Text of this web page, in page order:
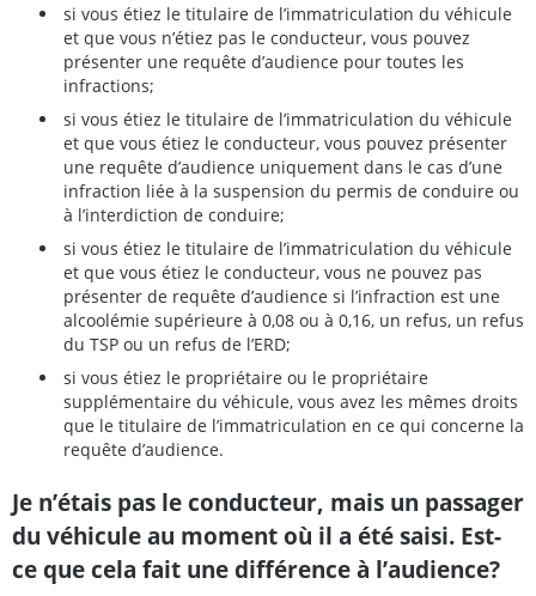
si vous étiez le titulaire de l’immatriculation du véhicule
et que vous n’étiez pas le conducteur, vous pouvez
présenter une requête d’audience pour toutes les
infractions;
si vous étiez le titulaire de l’immatriculation du véhicule
et que vous étiez le conducteur, vous pouvez présenter
une requête d’audience uniquement dans le cas d’une
infraction liée à la suspension du permis de conduire ou
à l’interdiction de conduire;
si vous étiez le titulaire de l’immatriculation du véhicule
et que vous étiez le conducteur, vous ne pouvez pas
présenter de requête d’audience si l’infraction est une
alcoolémie supérieure à 0,08 ou à 0,16, un refus, un refus
du TSP ou un refus de l’ERD;
si vous étiez le propriétaire ou le propriétaire
supplémentaire du véhicule, vous avez les mêmes droits
que le titulaire de l’immatriculation en ce qui concerne la
requête d’audience.
Je n’étais pas le conducteur, mais un passager
du véhicule au moment où il a été saisi. Est-
ce que cela fait une différence à l’audience?